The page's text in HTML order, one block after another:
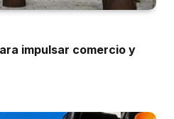
impulsar comercio y